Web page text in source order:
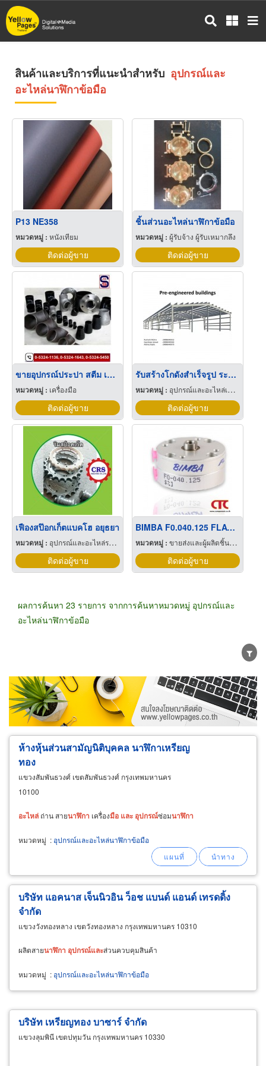
ข้าม
ไป
สินค้าและบริการที่แนะนำสำหรับ อุปกรณ์และ
อะไหล่นาฬิกาข้อมือ
P13 NE358
หมวดหมู่ : หนังเทียม
ติดต่อผู้ขาย
ชิ้นส่วนอะไหล่นาฬิกาข้อมือ
หมวดหมู่ :ผู้รับจ้าง ผู้รับเหมากลึง
ติดต่อผู้ขาย
ขายอุปกรณ์ประปา สตีม เชียงใหม่
หมวดหมู่ : เครื่องมือ
ติดต่อผู้ขาย
รับสร้างโกดังสำเร็จรูป ระยอง
หมวดหมู่ : อุปกรณ์และอะไหล่เครื่องลำเลียงวัสดุ
ติดต่อผู้ขาย
เฟืองสป๊อกเก็ตแบคโฮ อยุธยา
หมวดหมู่ : อุปกรณ์และอะไหล่รถแทรกเตอร์
ติดต่อผู้ขาย
BIMBA F0.040.125 FLAT CYLINDER
หมวดหมู่ :ขายส่งและผู้ผลิตชิ้นส่วนและอะไหล่เครื่องจักรกล
ติดต่อผู้ขาย
ผลการค้นหา 23 รายการ จากการค้นหาหมวดหมู่ อุปกรณ์และ
อะไหล่นาฬิกาข้อมือ
ขายส่ง ขายปลีก ผู้ผลิต
ตัวแทนจัดจำหน่าย
ผู้ส่งออก/นำเข้า
ธุรกิจบริการ
ห้างหุ้นส่วนสามัญนิติบุคคล นาฬิกาเหรียญ
ทอง
แขวงสัมพันธวงศ์ เขตสัมพันธวงศ์ กรุงเทพมหานคร
10100
อะไหล่ ถ่าน สายนาฬิกา เครื่องมือ และ อุปกรณ์ซ่อมนาฬิกา
หมวดหมู่ : อุปกรณ์และอะไหล่นาฬิกาข้อมือ
บริษัท แอคนาส เจ็นนิวอิน ว็อช แบนด์ แอนด์ เทรดดิ้ง
จำกัด
แขวงวังทองหลาง เขตวังทองหลาง กรุงเทพมหานคร 10310
ผลิตสายนาฬิกา อุปกรณ์และส่วนควบคุมสินค้า
หมวดหมู่ : อุปกรณ์และอะไหล่นาฬิกาข้อมือ
บริษัท เหรียญทอง บาซาร์ จำกัด
แขวงลุมพินี เขตปทุมวัน กรุงเทพมหานคร 10330